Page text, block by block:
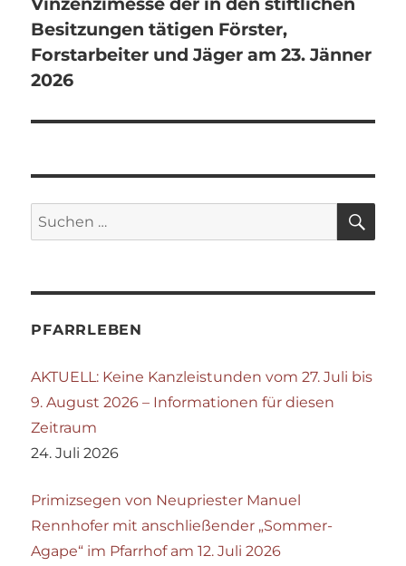
Besitzungen tätigen Förster,
Forstarbeiter und Jäger am 23. Jänner
2026
Suchen
nach:
PFARRLEBEN
AKTUELL: Keine Kanzleistunden vom 27. Juli bis
9. August 2026 – Informationen für diesen
Zeitraum
24. Juli 2026
Primizsegen von Neupriester Manuel
Rennhofer mit anschließender „Sommer-
Agape“ im Pfarrhof am 12. Juli 2026